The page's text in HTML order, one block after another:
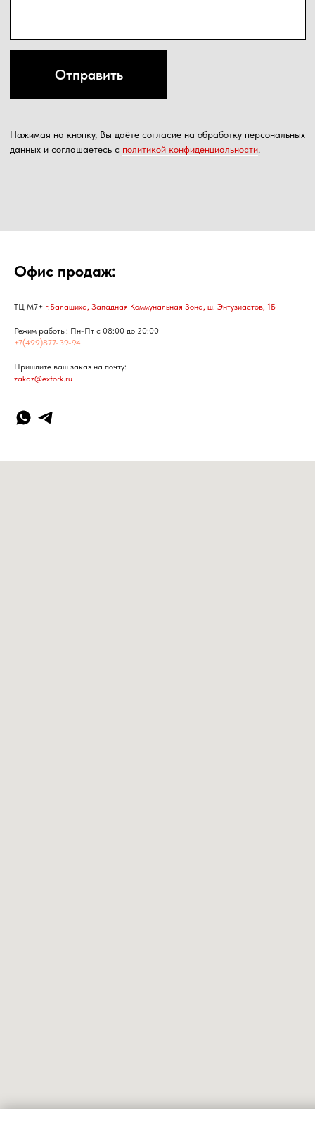
Офис продаж:
ТЦ М7+ г.Балашиха, Западная Коммунальная Зона, ш. Энтузиастов, 1Б
Режим работы: Пн-Пт с 08:00 до 20:00
+7(499)877-39-94
Пришлите ваш заказ на почту:
zakaz@exfork.ru